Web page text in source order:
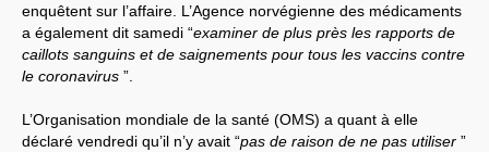
enquêtent sur l’affaire. L’Agence norvégienne des médicaments
a également dit samedi “examiner de plus près les rapports de
caillots sanguins et de saignements pour tous les vaccins contre
le coronavirus ”.
L’Organisation mondiale de la santé (OMS) a quant à elle
déclaré vendredi qu’il n’y avait “pas de raison de ne pas utiliser ”